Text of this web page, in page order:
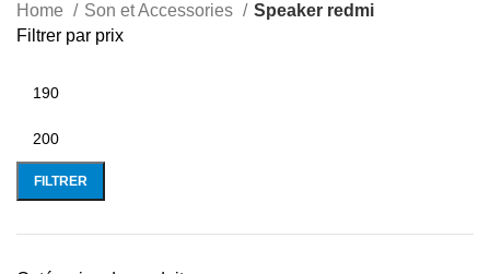
Home
Son et Accessories
Speaker redmi
Filtrer par prix
FILTRER